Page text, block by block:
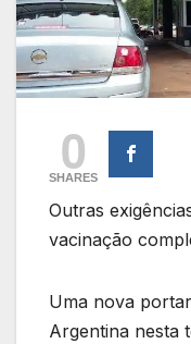
0
SHARES
Outras
vacinação
Uma nova
Argentina nesta